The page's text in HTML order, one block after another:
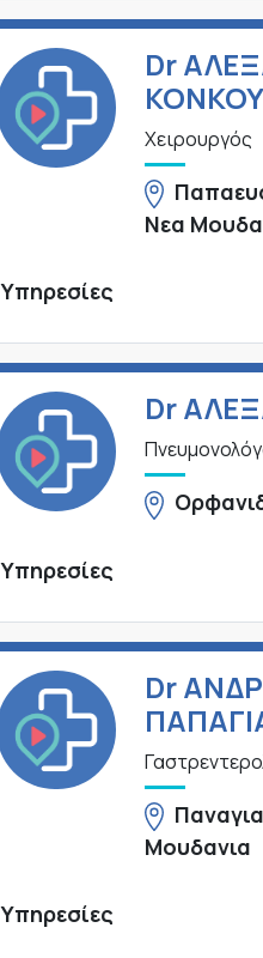
Dr
Χειρουργός
Νεα
Υπηρεσίες
Dr
Υπηρεσίες
Dr
Μουδανια
Υπηρεσίες